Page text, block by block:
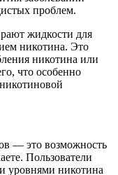
проблем.
жидкости для
никотина. Это
никотина или
что особенно
— это возможность
Пользователи
уровнями никотина